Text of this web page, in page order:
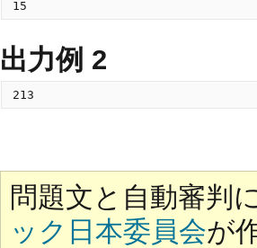
出力例 2
問題文と自動審判
ック日本委員会が